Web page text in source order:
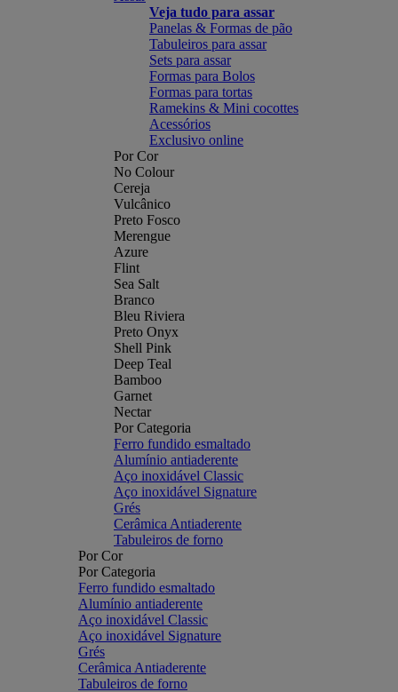
Veja tudo para assar
Panelas & Formas de pão
Tabuleiros para assar
Sets para assar
Formas para Bolos
Formas para tortas
Ramekins & Mini cocottes
Acessórios
Exclusivo online
Por Cor
No Colour
Cereja
Vulcânico
Preto Fosco
Merengue
Azure
Flint
Sea Salt
Branco
Bleu Riviera
Preto Onyx
Shell Pink
Deep Teal
Bamboo
Garnet
Nectar
Por Categoria
Ferro fundido esmaltado
Alumínio antiaderente
Aço inoxidável Classic
Aço inoxidável Signature
Grés
Cerâmica Antiaderente
Tabuleiros de forno
Por Cor
Por Categoria
Ferro fundido esmaltado
Alumínio antiaderente
Aço inoxidável Classic
Aço inoxidável Signature
Grés
Cerâmica Antiaderente
Tabuleiros de forno